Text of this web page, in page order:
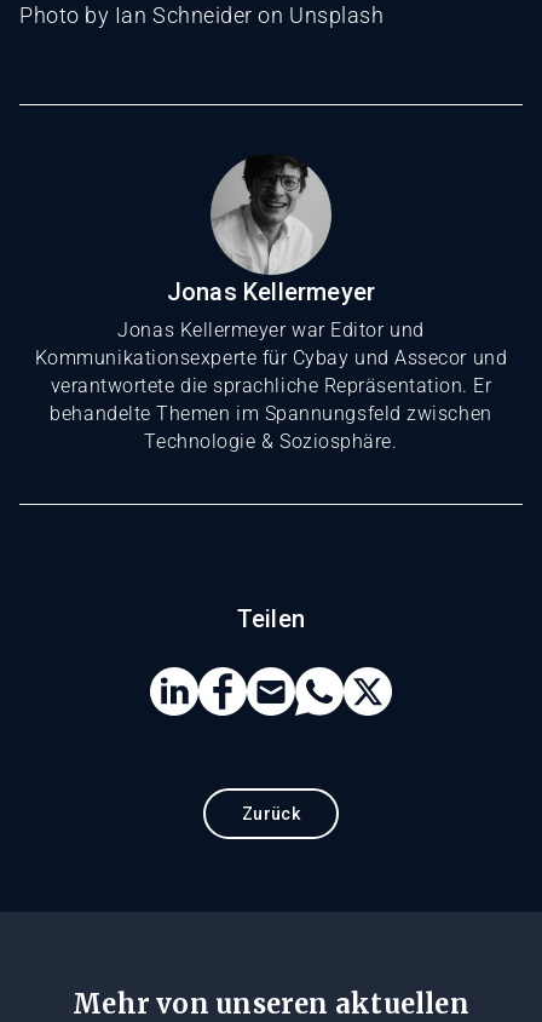
‍Photo by Ian Schneider on Unsplash
Jonas Kellermeyer
Jonas Kellermeyer war Editor und
Kommunikationsexperte für Cybay und Assecor und
verantwortete die sprachliche Repräsentation. Er
behandelte Themen im Spannungsfeld zwischen
Technologie & Soziosphäre.
Teilen
Zurück
Mehr von unseren aktuellen